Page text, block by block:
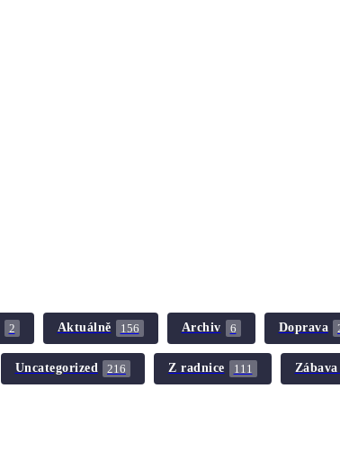
2 Aktuálně 156 Archiv 6 Doprava
Uncategorized 216 Z radnice 111